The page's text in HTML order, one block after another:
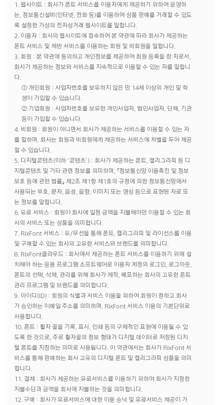
1. 웹사이트 : 회사가 폰트 서비스를 이용자에게 제공하기 위하여 운영하
는, 정보통신설비(인터넷, 전화 등)를 이용하여 상품 판매를 거래할 수 있도
록 설정한 가상의 전자상거래 웹사이트를 말합니다.
2. 이용자 : 회사의 웹사이트에 접속하여 본 약관에 따라 회사가 제공하는
폰트 서비스 및 제반 서비스를 이용하는 회원 및 비회원을 말합니다.
3. 회원 : 본 약관에 동의하고 개인정보를 제공하여 회원 등록을 한 자로서,
회사가 제공하는 정보와 서비스를 지속적으로 이용할 수 있는 자를 말합니
다.
① 개인회원 : 사업자번호를 보유하지 않은 만 14세 이상의 개인 및 학
생이 가입할 수 있습니다.
② 기업회원 : 사업자번호를 보유한 개인사업자, 법인사업자, 단체, 기관
등이 가입할 수 있습니다.
4. 비회원 : 회원이 아니면서 회사가 제공하는 서비스를 이용할 수 있는 자
를 말하며, 회사는 회원과 비회원에게 제공하는 서비스에 차별을 두어 제공
할 수 있습니다.
5. 디지털콘텐츠(이하 ‘콘텐츠’) : 회사가 제공하는 폰트, 캘리그라피 등 디
지털콘텐츠 및 기타 관련 정보를 의미하며, 『정보통신망 이용촉진 및 정보
보호 등에 관한 법률』 제2조 제1항 제1호의 규정에 의한 정보통신망에서
사용되는 부호, 문자, 음성, 음향, 이미지 또는 영상 등으로 표현된 자료 또
는 정보를 말합니다.
6. 유료 서비스 : 회원이 회사에 일정 금액을 지불해야만 이용할 수 있는 회
사의 서비스 또는 상품을 의미합니다.
7. RixFont 서비스 : 유/무선을 통해 폰트, 캘리그라피 및 라이선스를 이용
및 구매할 수 있는 회사의 고유한 서비스와 브랜드를 의미합니다.
8. RixFont클라우드 : 회사에서 제공하는 폰트 서비스를 이용하기 위해 설
치해야 하는 응용 프로그램 소프트웨어로 이용자 계정의 로그인, 로그아웃,
폰트의 선택, 삭제, 관리를 위해 회사가 제작, 배포하는 회사의 고유한 폰트
관리 프로그램 및 브랜드를 의미합니다.
9. 아이디(ID) : 회원의 식별과 서비스 이용을 위하여 회원이 정하고 회사
가 승인하는 이메일 주소를 의미하며, RixFont 서비스 이용의 기본단위로
사용합니다.
10. 폰트 : 활자 꼴을 기록, 표시, 인쇄 등의 구체적인 표현에 이용될 수 있
도록 한 것으로, 주로 활자꼴의 정보 형태가 디지털 데이터로 저장된 디지
털 폰트를 지칭하는 의미로 사용됩니다. 이 약관에서는 회사가 RixFont 서
비스를 통해 판매하는 회사 고유의 디지털 폰트 및 캘리그라피 상품을 의미
합니다.
11. 결제 : 회사가 제공하는 유료서비스를 이용하기 위하여 회사가 지정한
지불수단과 금액을 회사에 지불하는 것을 의미합니다.
12. 구매 : 회사가 유료서비스에 대한 이용 승낙 및 유료서비스 제공이 가